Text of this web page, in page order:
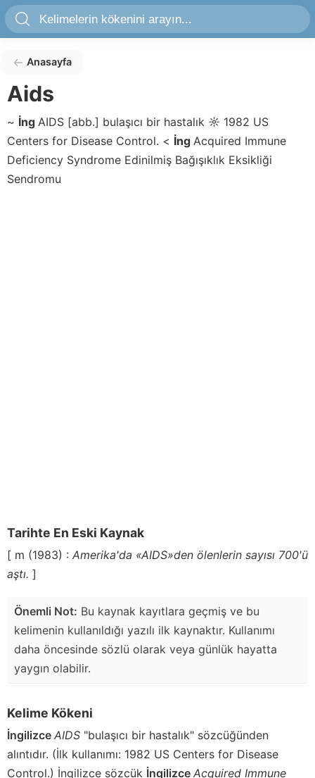
Anasayfa
Aids
~ İng AIDS [abb.] bulaşıcı bir hastalık ☼ 1982 US
Centers for Disease Control. < İng Acquired Immune
Deficiency Syndrome Edinilmiş Bağışıklık Eksikliği
Sendromu
Tarihte En Eski Kaynak
[ m (1983) : Amerika'da «AIDS»den ölenlerin sayısı 700'ü
aştı. ]
Önemli Not: Bu kaynak kayıtlara geçmiş ve bu
kelimenin kullanıldığı yazılı ilk kaynaktır. Kullanımı
daha öncesinde sözlü olarak veya günlük hayatta
yaygın olabilir.
Kelime Kökeni
İngilizce AIDS "bulaşıcı bir hastalık" sözcüğünden
alıntıdır. (İlk kullanımı: 1982 US Centers for Disease
Control.) İngilizce sözcük İngilizce Acquired Immune